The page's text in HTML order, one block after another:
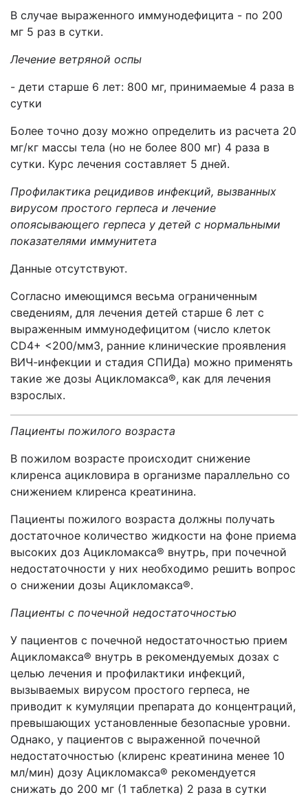
В случае выраженного иммунодефицита - по 200
мг 5 раз в сутки.
Лечение ветряной оспы
- дети старше 6 лет: 800 мг, принимаемые 4 раза в
сутки
Более точно дозу можно определить из расчета 20
мг/кг массы тела (но не более 800 мг) 4 раза в
сутки. Курс лечения составляет 5 дней.
Профилактика рецидивов инфекций, вызванных
вирусом простого герпеса и лечение
опоясывающего герпеса у детей с нормальными
показателями иммунитета
Данные отсутствуют.
Согласно имеющимся весьма ограниченным
сведениям, для лечения детей старше 6 лет с
выраженным иммунодефицитом (число клеток
CD4+ <200/мм3, ранние клинические проявления
ВИЧ-инфекции и стадия СПИДа) можно применять
такие же дозы Ацикломакса®, как для лечения
взрослых.
Пациенты пожилого возраста
В пожилом возрасте происходит снижение
клиренса ацикловира в организме параллельно со
снижением клиренса креатинина.
Пациенты пожилого возраста должны получать
достаточное количество жидкости на фоне приема
высоких доз Ацикломакса® внутрь, при почечной
недостаточности у них необходимо решить вопрос
о снижении дозы Ацикломакса®.
Пациенты с почечной недостаточностью
У пациентов с почечной недостаточностью прием
Ацикломакса® внутрь в рекомендуемых дозах с
целью лечения и профилактики инфекций,
вызываемых вирусом простого герпеса, не
приводит к кумуляции препарата до концентраций,
превышающих установленные безопасные уровни.
Однако, у пациентов с выраженной почечной
недостаточностью (клиренс креатинина менее 10
мл/мин) дозу Ацикломакса® рекомендуется
снижать до 200 мг (1 таблетка) 2 раза в сутки